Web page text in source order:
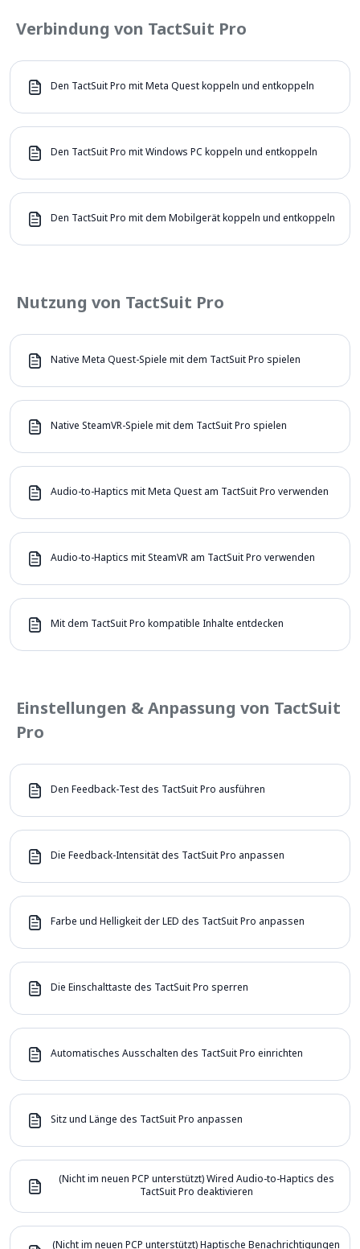
Verbindung von TactSuit Pro
Den TactSuit Pro mit Meta Quest koppeln und entkoppeln
Den TactSuit Pro mit Windows PC koppeln und entkoppeln
Den TactSuit Pro mit dem Mobilgerät koppeln und entkoppeln
Nutzung von TactSuit Pro
Native Meta Quest-Spiele mit dem TactSuit Pro spielen
Native SteamVR-Spiele mit dem TactSuit Pro spielen
Audio-to-Haptics mit Meta Quest am TactSuit Pro verwenden
Audio-to-Haptics mit SteamVR am TactSuit Pro verwenden
Mit dem TactSuit Pro kompatible Inhalte entdecken
Einstellungen & Anpassung von TactSuit
Pro
Den Feedback-Test des TactSuit Pro ausführen
Die Feedback-Intensität des TactSuit Pro anpassen
Farbe und Helligkeit der LED des TactSuit Pro anpassen
Die Einschalttaste des TactSuit Pro sperren
Automatisches Ausschalten des TactSuit Pro einrichten
Sitz und Länge des TactSuit Pro anpassen
(Nicht im neuen PCP unterstützt) Wired Audio-to-Haptics des
TactSuit Pro deaktivieren
(Nicht im neuen PCP unterstützt) Haptische Benachrichtigungen